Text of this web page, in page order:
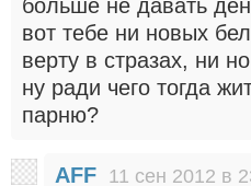
больше не давать
вот тебе ни новых
верту в стразах, ни
ну ради чего тогда
парню?
AFF 11 сен 2012 в